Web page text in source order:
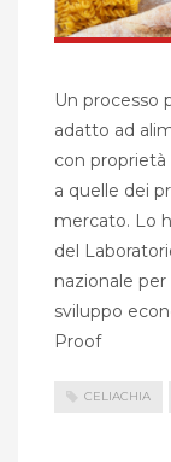
Un processo
adatto ad
con
a quelle dei
mercato. Lo
del
nazionale
sviluppo
Proof
CELIACHIA